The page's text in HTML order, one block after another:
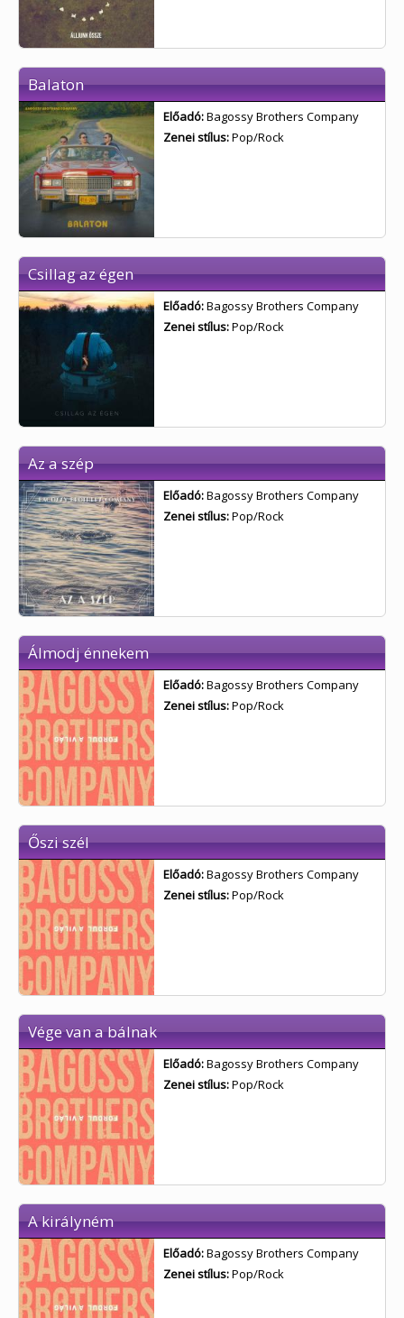
Balaton
Előadó:Bagossy Brothers Company
Zenei stílus:Pop/Rock
Csillag az égen
Előadó:Bagossy Brothers Company
Zenei stílus:Pop/Rock
Az a szép
Előadó:Bagossy Brothers Company
Zenei stílus:Pop/Rock
Álmodj énnekem
Előadó:Bagossy Brothers Company
Zenei stílus:Pop/Rock
Őszi szél
Előadó:Bagossy Brothers Company
Zenei stílus:Pop/Rock
Vége van a bálnak
Előadó:Bagossy Brothers Company
Zenei stílus:Pop/Rock
A királyném
Előadó:Bagossy Brothers Company
Zenei stílus:Pop/Rock